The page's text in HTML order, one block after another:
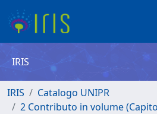
IRIS
IRIS
Catalogo UNIPR
2 Contributo in volume